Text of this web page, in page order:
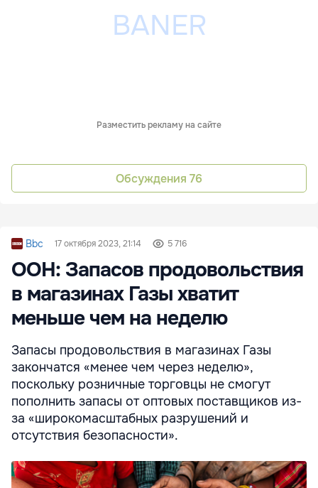
Разместить рекламу на сайте
Обсуждения 76
Bbc 17 октября 2023, 21:14 5 716
ООН: Запасов продовольствия
в магазинах Газы хватит
меньше чем на неделю
Запасы продовольствия в магазинах Газы
закончатся «менее чем через неделю»,
поскольку розничные торговцы не смогут
пополнить запасы от оптовых поставщиков из-
за «широкомасштабных разрушений и
отсутствия безопасности».